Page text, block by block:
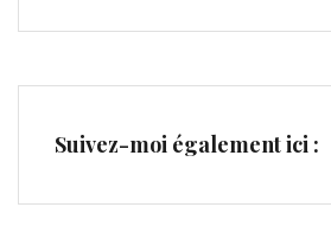
Suivez-moi également ici :